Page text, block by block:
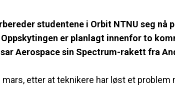
studentene i Orbit NTNU seg nå
er planlagt innenfor to
Aerospace sin Spectrum-rakett fra
etter at teknikere har løst et problem